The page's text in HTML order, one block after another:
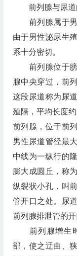
前列腺与尿
前列腺属于男
由于男性泌尿生
系十分密切。
前列腺位于膀
腺中央穿过，前
这段尿道称为尿
殖隔，平均长度
前列腺，位于前
男性尿道管径最
中线为一纵行的
膨大成圆丘，称
纵裂状小孔，叫
管开口之处。尿
前列腺排泄管的
前列腺增生时
部，使之迂曲、